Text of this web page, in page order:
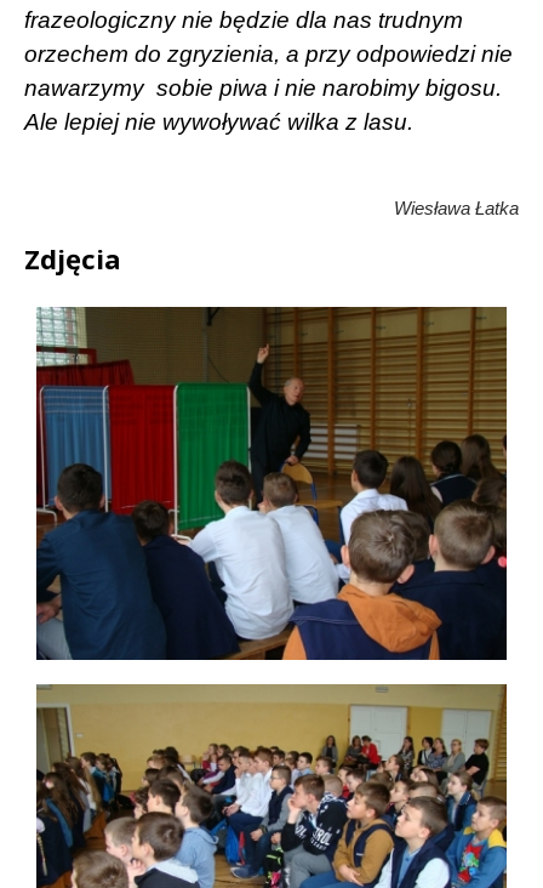
frazeologiczny nie będzie dla nas trudnym
orzechem do zgryzienia, a przy odpowiedzi nie
nawarzymy sobie piwa i nie narobimy bigosu.
Ale lepiej nie wywoływać wilka z lasu.
Wiesława Łatka
Zdjęcia